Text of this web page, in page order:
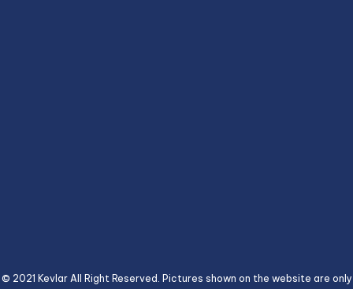
© 2021 Kevlar All Right Reserved. Pictures shown on the website are only